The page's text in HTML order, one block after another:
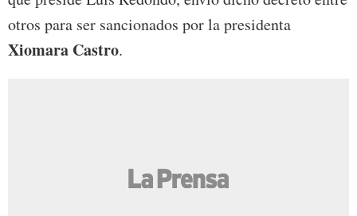
otros para ser sancionados por la presidenta
Xiomara Castro.